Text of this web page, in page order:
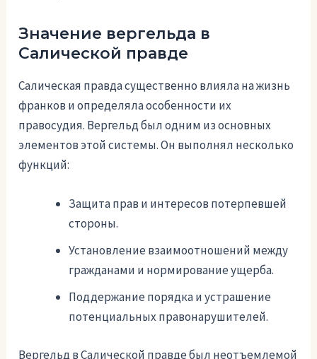
Значение вергельда в
Салической правде
Салическая правда существенно влияла на жизнь
франков и определяла особенности их
правосудия. Вергельд был одним из основных
элементов этой системы. Он выполнял несколько
функций:
Защита прав и интересов потерпевшей
стороны.
Установление взаимоотношений между
гражданами и нормирование ущерба.
Поддержание порядка и устрашение
потенциальных правонарушителей.
Вергельд в Салической правде был неотъемлемой